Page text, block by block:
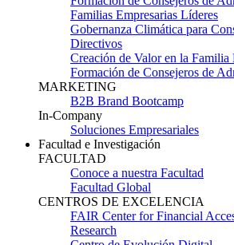
Familias Empresarias Líderes
Gobernanza Climática para
Directivos
Creación de Valor en la Familia
Formación de Consejeros de
MARKETING
B2B Brand Bootcamp
In-Company
Soluciones Empresariales
Facultad e Investigación
FACULTAD
Conoce a nuestra Facultad
Facultad Global
CENTROS DE EXCELENCIA
FAIR Center for Financial
Research